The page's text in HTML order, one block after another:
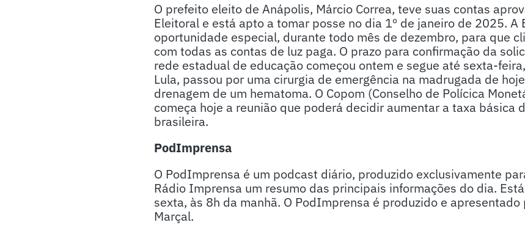
O prefeito eleito de Anápolis, Márcio Correa, teve suas contas
Eleitoral e está apto a tomar posse no dia 1º de janeiro de 2025. A
oportunidade especial, durante todo mês de dezembro, para que
com todas as contas de luz paga. O prazo para confirmação da
rede estadual de educação começou ontem e segue até sexta-
Lula, passou por uma cirurgia de emergência na madrugada de
drenagem de um hematoma. O Copom (Conselho de Polícica
começa hoje a reunião que poderá decidir aumentar a taxa básica
brasileira.
PodImprensa
O PodImprensa é um podcast diário, produzido exclusivamente
Rádio Imprensa um resumo das principais informações do dia.
sexta, às 8h da manhã. O PodImprensa é produzido e
Marçal.